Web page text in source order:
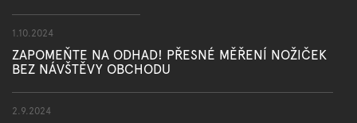
1.10.2024
ZAPOMEŇTE NA ODHAD! PŘESNÉ MĚŘENÍ NOŽIČEK
BEZ NÁVŠTĚVY OBCHODU
2.9.2024